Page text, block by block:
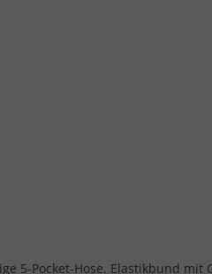
5-Pocket-Hose. Elastikbund mit